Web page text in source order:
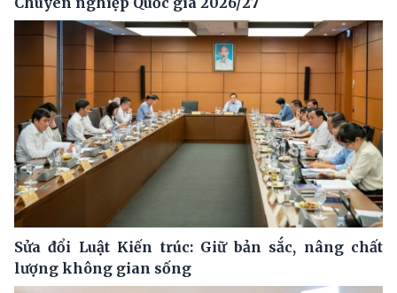
Sửa đổi Luật Kiến trúc: Giữ bản sắc, nâng chất
lượng không gian sống